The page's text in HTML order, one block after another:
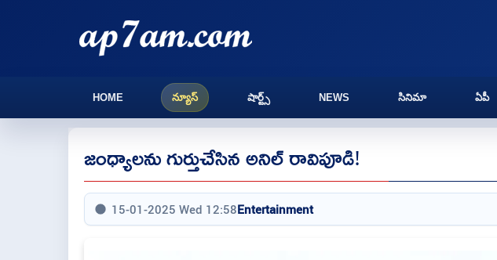
HOME న్యూస్ షార్ట్స్ NEWS సినిమా ఏపీ
జంధ్యాలను గుర్తుచేసిన అనిల్ రావిపూడి!
15-01-2025 Wed 12:58Entertainment